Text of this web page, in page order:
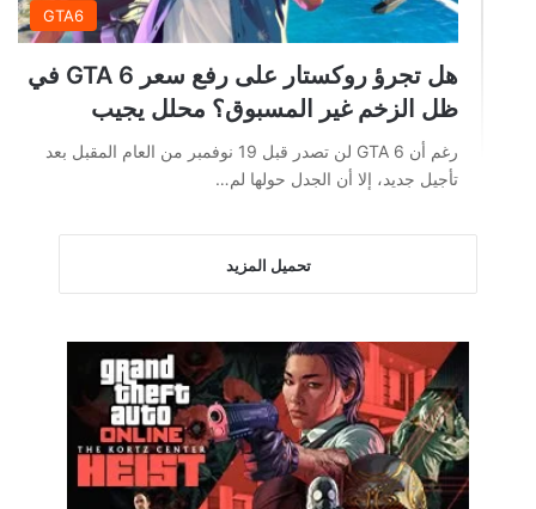
GTA6
هل تجرؤ روكستار على رفع سعر GTA 6 في
ظل الزخم غير المسبوق؟ محلل يجيب
رغم أن GTA 6 لن تصدر قبل 19 نوفمبر من العام المقبل بعد
تأجيل جديد، إلا أن الجدل حولها لم…
تحميل المزيد